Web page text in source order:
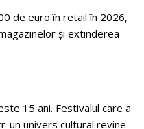
de euro în retail în 2026,
și extinderea
15 ani. Festivalul care a
un univers cultural revine